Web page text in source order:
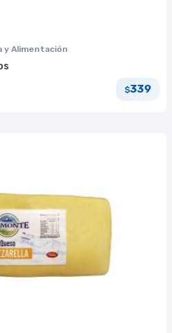
y Alimentación
$339